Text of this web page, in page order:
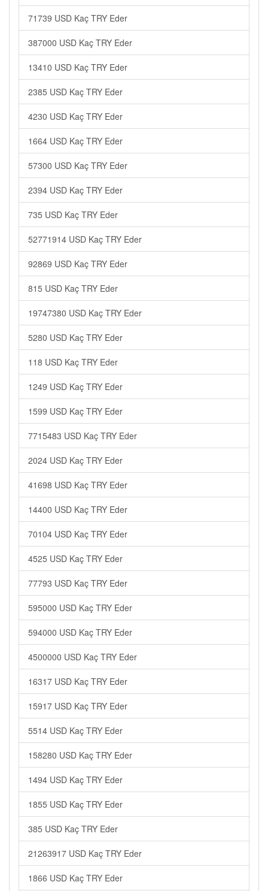
71739 USD Kaç TRY Eder
387000 USD Kaç TRY Eder
13410 USD Kaç TRY Eder
2385 USD Kaç TRY Eder
4230 USD Kaç TRY Eder
1664 USD Kaç TRY Eder
57300 USD Kaç TRY Eder
2394 USD Kaç TRY Eder
735 USD Kaç TRY Eder
52771914 USD Kaç TRY Eder
92869 USD Kaç TRY Eder
815 USD Kaç TRY Eder
19747380 USD Kaç TRY Eder
5280 USD Kaç TRY Eder
118 USD Kaç TRY Eder
1249 USD Kaç TRY Eder
1599 USD Kaç TRY Eder
7715483 USD Kaç TRY Eder
2024 USD Kaç TRY Eder
41698 USD Kaç TRY Eder
14400 USD Kaç TRY Eder
70104 USD Kaç TRY Eder
4525 USD Kaç TRY Eder
77793 USD Kaç TRY Eder
595000 USD Kaç TRY Eder
594000 USD Kaç TRY Eder
4500000 USD Kaç TRY Eder
16317 USD Kaç TRY Eder
15917 USD Kaç TRY Eder
5514 USD Kaç TRY Eder
158280 USD Kaç TRY Eder
1494 USD Kaç TRY Eder
1855 USD Kaç TRY Eder
385 USD Kaç TRY Eder
21263917 USD Kaç TRY Eder
1866 USD Kaç TRY Eder